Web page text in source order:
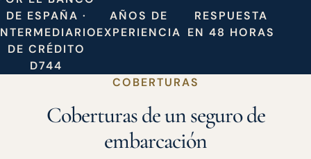
DE ESPAÑA ·
DE CRÉDITO
D744
AÑOS DE
EXPERIENCIA
RESPUESTA
EN 48 HORAS
COBERTURAS
Coberturas de un seguro de
embarcación